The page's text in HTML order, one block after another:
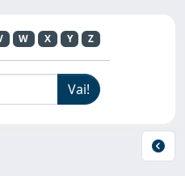
W X Y Z